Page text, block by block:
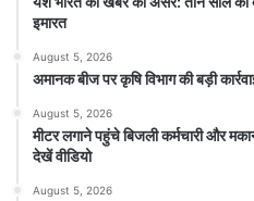
इमारत
August 5, 2026
अमानक बीज पर कृषि विभाग की बड़ी
August 5, 2026
मीटर लगाने पहुंचे बिजली कर्मचारी और
देखें वीडियो
August 5, 2026